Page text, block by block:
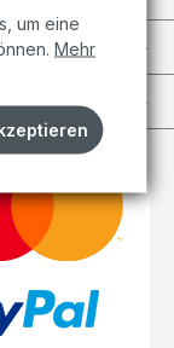
um eine
Mehr